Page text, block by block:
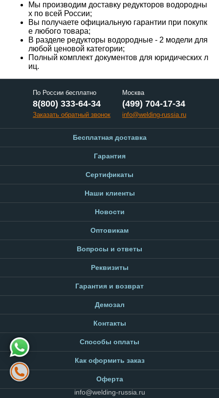
Мы производим доставку редукторов водородны
х по всей России;
Вы получаете официальную гарантии при покупк
е любого товара;
В разделе редукторы водородные - 2 модели для
любой ценовой категории;
Полный комплект документов для юридических л
иц.
По России бесплатно
8(800) 333-64-34
Заказать обратный звонок
Москва
(499) 704-17-34
info@welding-russia.ru
Бесплатная доставка
Гарантия
Сертификаты
Наши клиенты
Новости
Оптовикам
Вопросы и ответы
Реквизиты
Гарантия и возврат
Демозал
Контакты
Способы оплаты
Как оформить заказ
Оферта
info@welding-russia.ru